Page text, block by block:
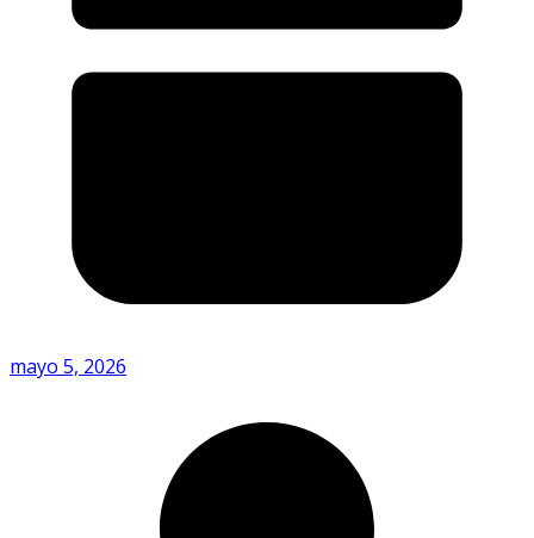
mayo 5, 2026